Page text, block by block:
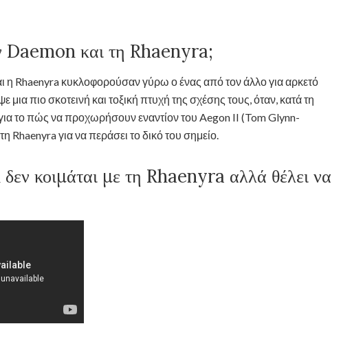
Daemon και τη Rhaenyra;
η Rhaenyra κυκλοφορούσαν γύρω ο ένας από τον άλλο για αρκετό
μια πιο σκοτεινή και τοξική πτυχή της σχέσης τους, όταν, κατά τη
το πώς να προχωρήσουν εναντίον του Aegon II (Tom Glynn-
Rhaenyra για να περάσει το δικό του σημείο.
κοιμάται με τη Rhaenyra αλλά θέλει να